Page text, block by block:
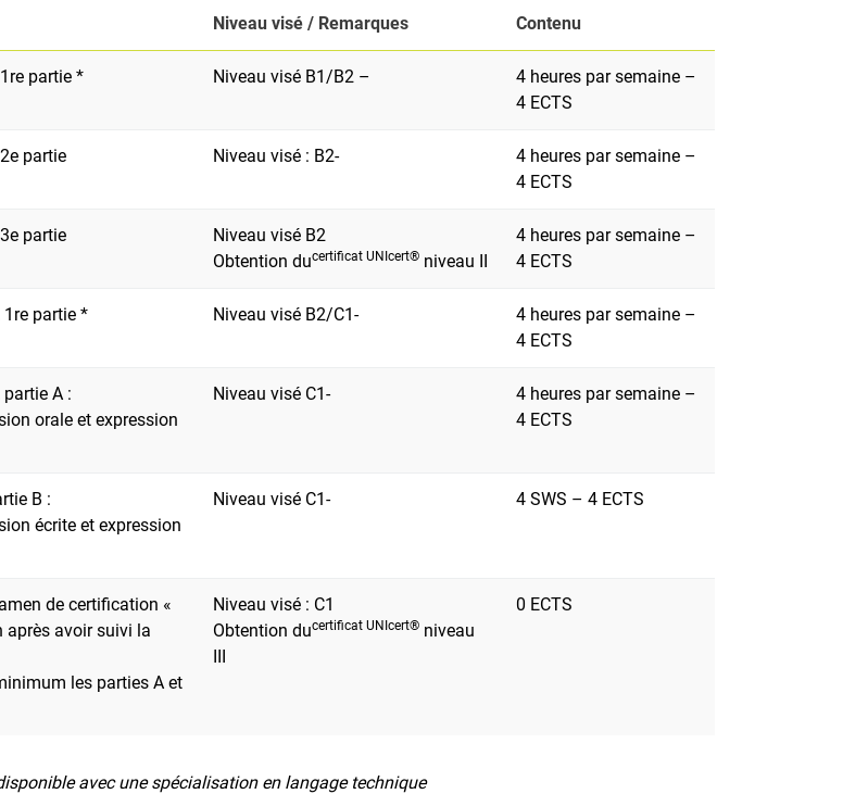
Niveau visé / Remarques Contenu
partie * Niveau visé B1/B2 –
4 heures par semaine –
4 ECTS
partie Niveau visé : B2-
4 heures par semaine –
4 ECTS
partie
Niveau visé B2
Obtention ducertificat UNIcert® niveau II
4 heures par semaine –
4 ECTS
1re partie * Niveau visé B2/C1-
4 heures par semaine –
4 ECTS
A :
orale et expression
Niveau visé C1-
4 heures par semaine –
4 ECTS
B :
écrite et expression
Niveau visé C1- 4 SWS – 4 ECTS
de certification «
après avoir suivi la
les parties A et
Niveau visé : C1
Obtention ducertificat UNIcert® niveau
III
0 ECTS
avec une spécialisation en langage technique